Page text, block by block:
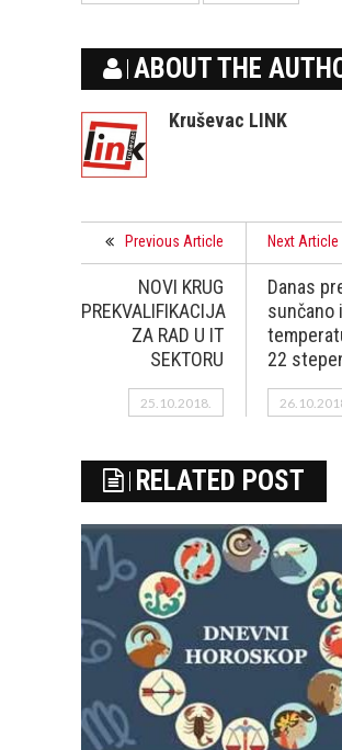
ABOUT THE
Kruševac LINK
Previous Article
NOVI KRUG
PREKVALIFIKACIJA
ZA RAD U IT
SEKTORU
25.10.2018.
Next Article
Danas
sunčano
22
RELATED POST